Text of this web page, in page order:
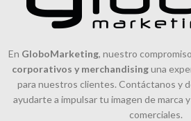
En GloboMarketing, nuestro
corporativos y merchandisinguna
para nuestros clientes. Contáctanos y
ayudarte a impulsar tu imagen de marca
comerciales.